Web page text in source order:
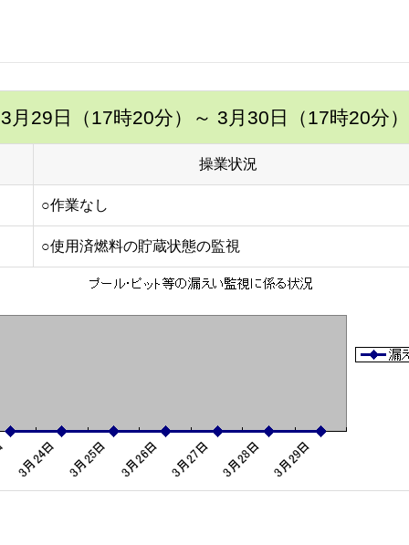
3月29日（17時20分） ～ 3月30日（17時20分）
操業状況
○作業なし
○使用済燃料の貯蔵状態の監視